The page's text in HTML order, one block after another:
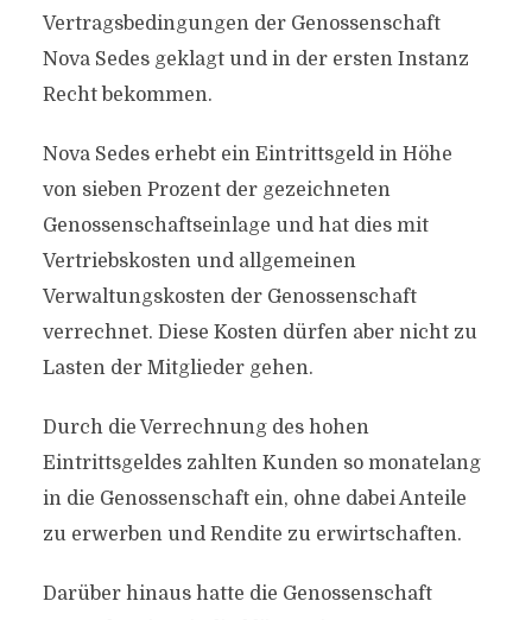
Vertragsbedingungen der Genossenschaft
Nova Sedes geklagt und in der ersten Instanz
Recht bekommen.
Nova Sedes erhebt ein Eintrittsgeld in Höhe
von sieben Prozent der gezeichneten
Genossenschaftseinlage und hat dies mit
Vertriebskosten und allgemeinen
Verwaltungskosten der Genossenschaft
verrechnet. Diese Kosten dürfen aber nicht zu
Lasten der Mitglieder gehen.
Durch die Verrechnung des hohen
Eintrittsgeldes zahlten Kunden so monatelang
in die Genossenschaft ein, ohne dabei Anteile
zu erwerben und Rendite zu erwirtschaften.
Darüber hinaus hatte die Genossenschaft